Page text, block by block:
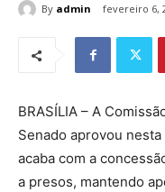
By admin fevereiro 6,
BRASÍLIA – A
Senado aprovou
acaba com a
a presos, mantendo